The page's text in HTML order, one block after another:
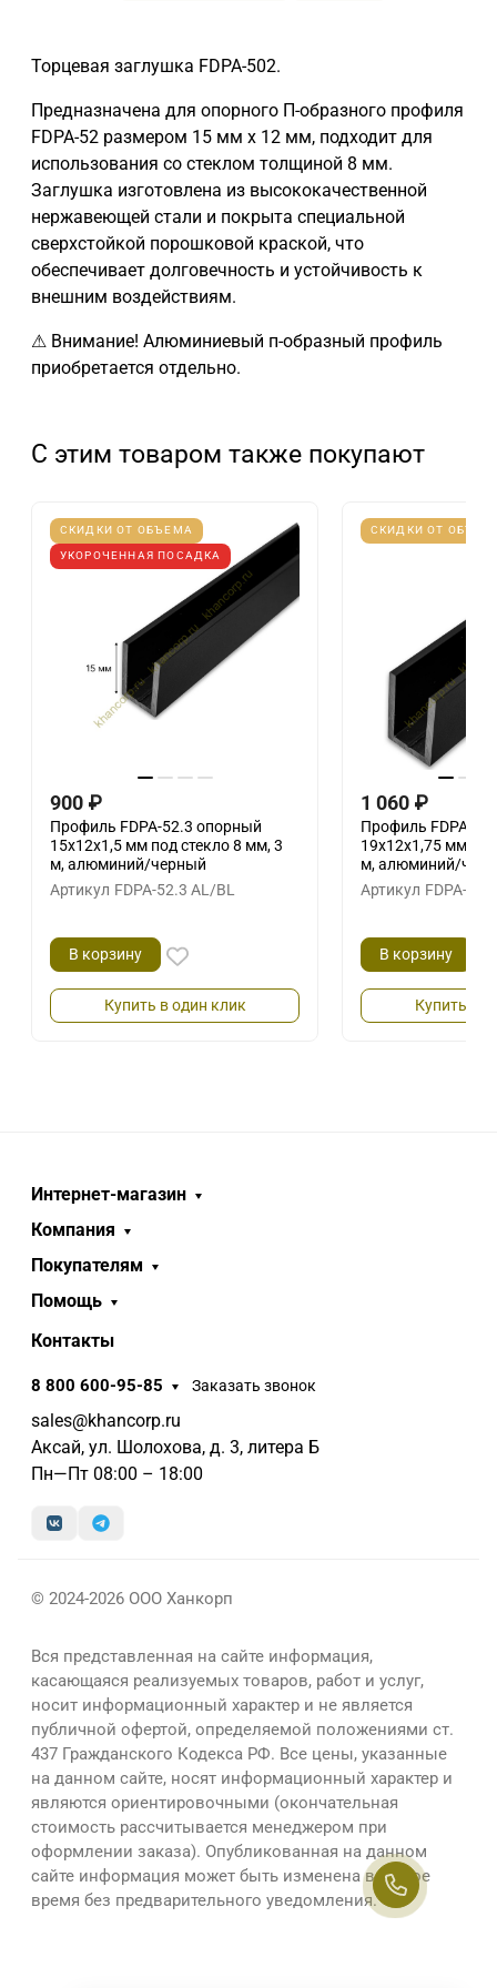
Торцевая заглушка FDPA-502.
Предназначена для опорного П-образного профиля
FDPA-52 размером 15 мм х 12 мм, подходит для
использования со стеклом толщиной 8 мм.
Заглушка изготовлена из высококачественной
нержавеющей стали и покрыта специальной
сверхстойкой порошковой краской, что
обеспечивает долговечность и устойчивость к
внешним воздействиям.
⚠ Внимание! Алюминиевый п-образный профиль
приобретается отдельно.
С этим товаром также покупают
СКИДКИ ОТ ОБЪЕМА
УКОРОЧЕННАЯ ПОСАДКА
900 ₽
Профиль FDPA-52.3 опорный
15х12х1,5 мм под стекло 8 мм, 3
м, алюминий/черный
Артикул FDPA-52.3 AL/BL
В корзину
Купить в один клик
СКИДКИ ОТ
1 060 ₽
Профиль FDPA-
19х12х1,75 мм
м, алюминий/
Артикул FDPA-
В корзину
Купить в
Интернет-магазин
Компания
Покупателям
Помощь
Контакты
8 800 600-95-85 Заказать звонок
sales@khancorp.ru
Аксай, ул. Шолохова, д. 3, литера Б
Пн—Пт 08:00 – 18:00
© 2024-2026 ООО Ханкорп
Вся представленная на сайте информация,
касающаяся реализуемых товаров, работ и услуг,
носит информационный характер и не является
публичной офертой, определяемой положениями ст.
437 Гражданского Кодекса РФ. Все цены, указанные
на данном сайте, носят информационный характер и
являются ориентировочными (окончательная
стоимость рассчитывается менеджером при
оформлении заказа). Опубликованная на данном
сайте информация может быть изменена в любое
время без предварительного уведомления.